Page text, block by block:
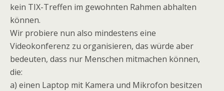
kein TIX-Treffen im gewohnten Rahmen abhalten
können.
Wir probiere nun also mindestens eine
Videokonferenz zu organisieren, das würde aber
bedeuten, dass nur Menschen mitmachen können,
die:
a) einen Laptop mit Kamera und Mikrofon besitzen